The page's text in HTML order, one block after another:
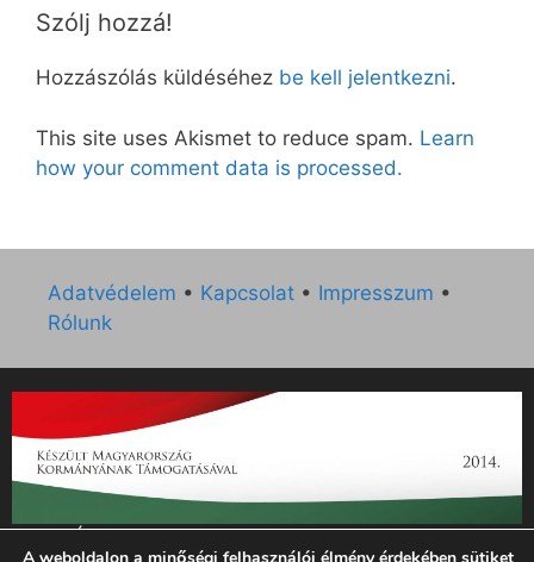
Szólj hozzá!
Hozzászólás küldéséhez be kell jelentkezni.
This site uses Akismet to reduce spam. Learn
how your comment data is processed.
Adatvédelem • Kapcsolat • Impresszum •
Rólunk
„Az Új Ember katolikus hetilap 2014. évi működésének